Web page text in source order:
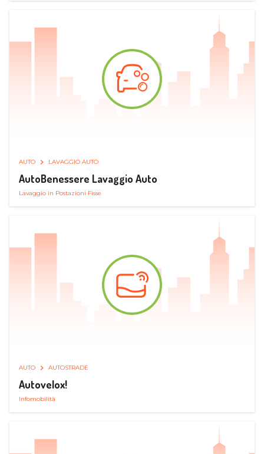
AUTO LAVAGGIO AUTO
AutoBenessere Lavaggio Auto
Lavaggio in Postazioni Fisse
AUTO AUTOSTRADE
Autovelox!
Infomobilità